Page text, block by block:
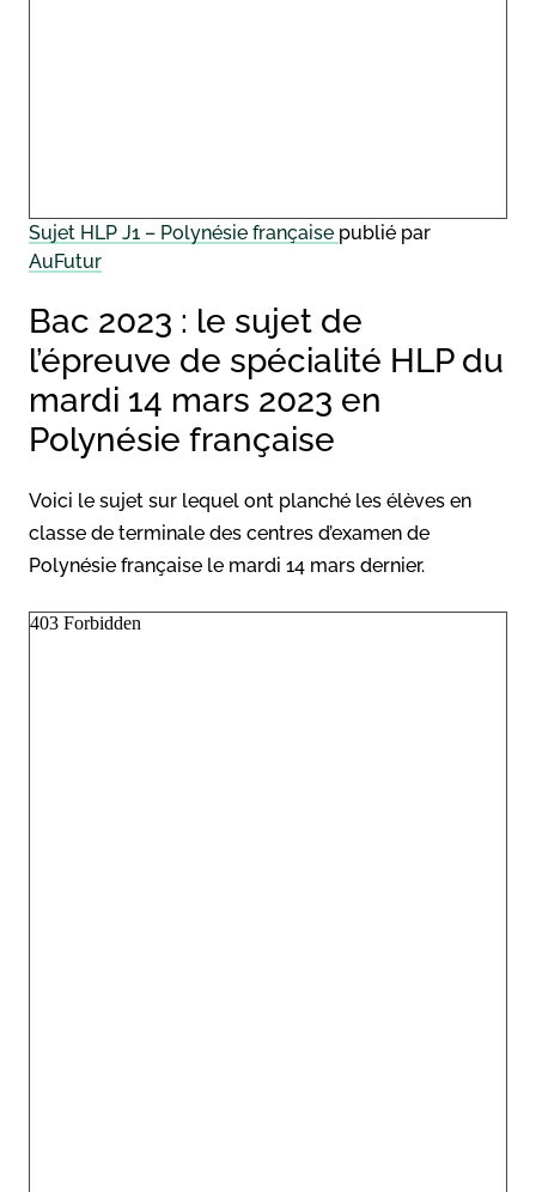
Sujet HLP J1 – Polynésie française publié par
AuFutur
Bac 2023 : le sujet de
l’épreuve de spécialité HLP du
mardi 14 mars 2023 en
Polynésie française
Voici le sujet sur lequel ont planché les élèves en
classe de terminale des centres d’examen de
Polynésie française le mardi 14 mars dernier.